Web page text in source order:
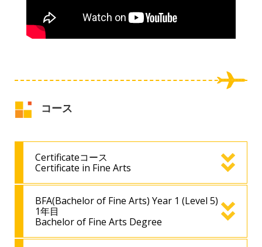
コース
Certificateコース
Certificate in Fine Arts
BFA(Bachelor of Fine Arts) Year 1 (Level 5)
1年目
Bachelor of Fine Arts Degree